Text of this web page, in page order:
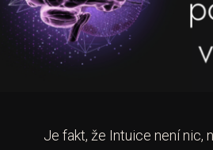
Je fakt, že Intuice není nic,